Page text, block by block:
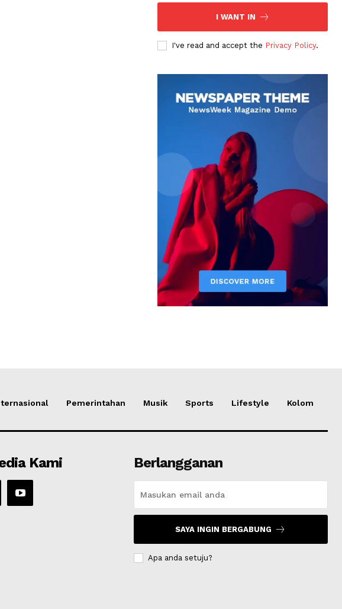
I WANT IN
I've read and accept the Privacy Policy.
Pemerintahan Musik Sports Lifestyle Kolom
Kami Berlangganan
SAYA INGIN BERGABUNG
Apa anda setuju?